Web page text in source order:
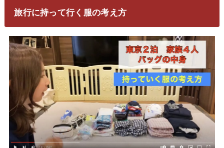
旅行に持って行く服の考え方